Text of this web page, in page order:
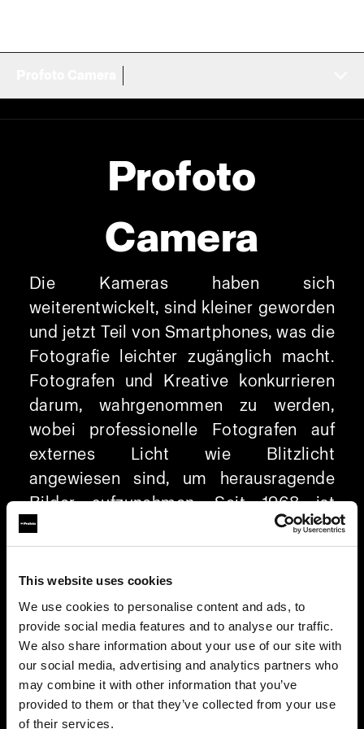
This website uses cookies
We use cookies to personalise content and ads, to
provide social media features and to analyse our traffic.
We also share information about your use of our site with
our social media, advertising and analytics partners who
may combine it with other information that you’ve
provided to them or that they’ve collected from your use
of their services.
Profoto
Camera
Die Kameras haben sich
weiterentwickelt, sind kleiner geworden
und jetzt Teil von Smartphones, was die
Fotografie leichter zugänglich macht.
Fotografen und Kreative konkurrieren
darum, wahrgenommen zu werden,
wobei professionelle Fotografen auf
externes Licht wie Blitzlicht
angewiesen sind, um herausragende
Bilder aufzunehmen. Seit 1968 ist
Profoto innovativ, und die Profoto
Camera ist ein Beispiel dafür: Sie
optimiert die Smartphone-Fotografie
durch hervorragende Beleuchtung.
Individuelles RAW-Format für
schnellere Postproduktion und
bessere Bilder
Verlieren Sie keine Zeit und haben Sie